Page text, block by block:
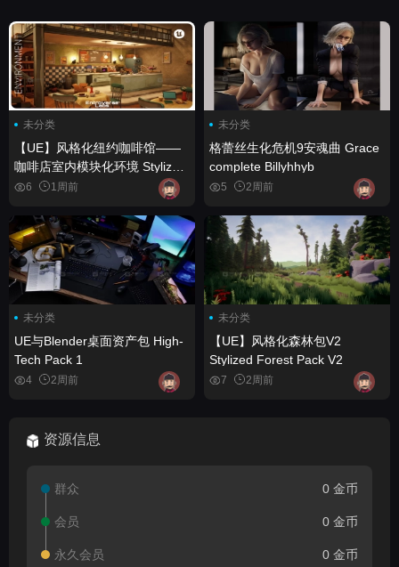
未分类
【UE】风格化纽约咖啡馆——
咖啡店室内模块化环境 Stylized
New York Cafe – Coffee Shop
Interior Modular Environment
6 1周前
未分类
格蕾丝生化危机9安魂曲 Grace
complete Billyhhyb
5 2周前
未分类
UE与Blender桌面资产包 High-
Tech Pack 1
4 2周前
未分类
【UE】风格化森林包V2
Stylized Forest Pack V2
7 2周前
资源信息
群众 0 金币
会员 0 金币
永久会员 0 金币